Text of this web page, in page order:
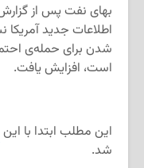
بهای نفت پس از
اطلاعات جدید
شدن برای حمله‌ی
است، افزایش یافت.
این مطلب ابتدا با این
شد.